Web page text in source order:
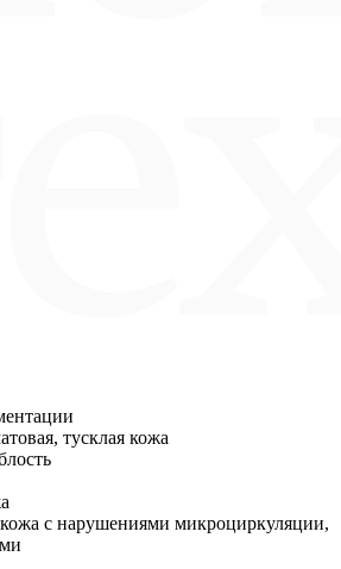
тусклая кожа
кожа с нарушениями микроциркуляции,